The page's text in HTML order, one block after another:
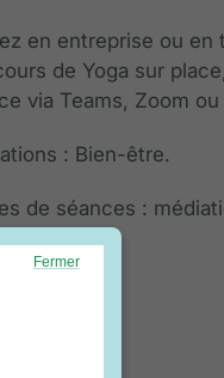
en entreprise ou en
de Yoga sur
via Teams, Zoom ou
: Bien-être.
de séances :
des yeux.
Fermer